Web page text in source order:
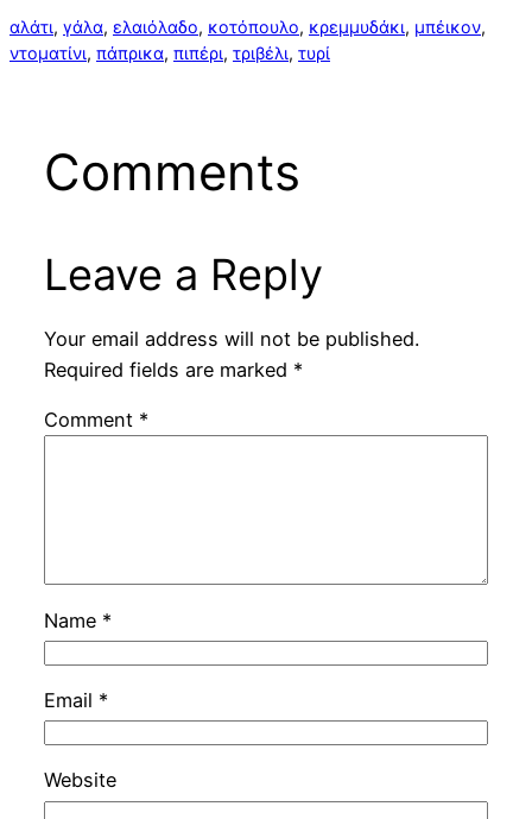
αλάτι, γάλα, ελαιόλαδο, κοτόπουλο, κρεμμυδάκι, μπέικον
ντοματίνι, πάπρικα, πιπέρι, τριβέλι, τυρί
Comments
Leave a Reply
Your email address will not be published.
Required fields are marked *
Comment *
Name *
Email *
Website